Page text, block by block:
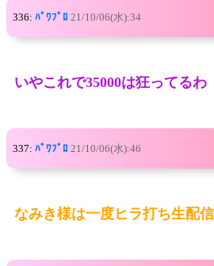
336: ﾊﾟﾜﾌﾟﾛ 21/10/06(水):34
いやこれで35000は狂ってるわ
337: ﾊﾟﾜﾌﾟﾛ 21/10/06(水):46
なみき様は一度ヒラ打ち生配